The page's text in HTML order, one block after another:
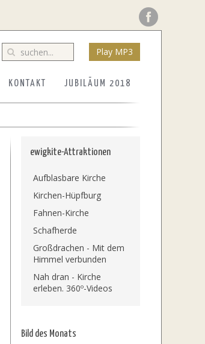
Play MP3
KONTAKT JUBILÄUM 2018
ewigkite-Attraktionen
Aufblasbare Kirche
Kirchen-Hüpfburg
Fahnen-Kirche
Schafherde
Großdrachen - Mit dem
Himmel verbunden
Nah dran - Kirche
erleben. 360º-Videos
Bild des Monats